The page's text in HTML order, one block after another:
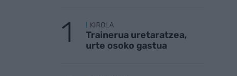
KIROLA
Trainerua uretaratzea,
urte osoko gastua